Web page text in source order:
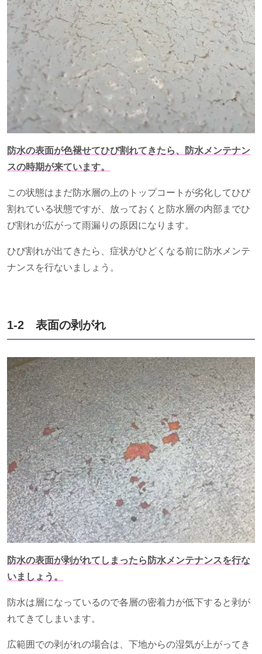
防水の表面が色褪せてひび割れてきたら、防水メンテナン
スの時期が来ています。
この状態はまだ防水層の上のトップコートが劣化してひび
割れている状態ですが、放っておくと防水層の内部までひ
び割れが広がって雨漏りの原因になります。
ひび割れが出てきたら、症状がひどくなる前に防水メンテ
ナンスを行ないましょう。
1-2 表面の剥がれ
防水の表面が剥がれてしまったら防水メンテナンスを行な
いましょう。
防水は層になっているので各層の密着力が低下すると剥が
れてきてしまいます。
広範囲での剥がれの場合は、下地からの湿気が上がってき